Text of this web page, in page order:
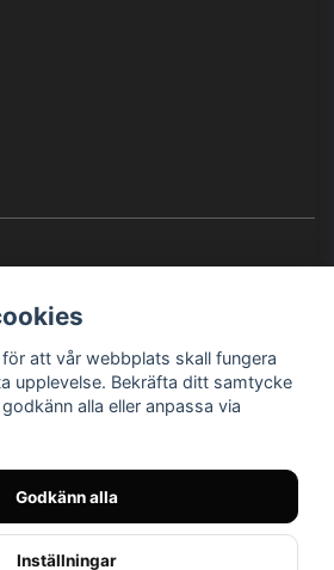
MC - Allt för dig & din MC
Facebook YouTube
att vår webbplats skall fungera
upplevelse. Bekräfta ditt samtycke
alla eller anpassa via
Godkänn alla
Inställningar